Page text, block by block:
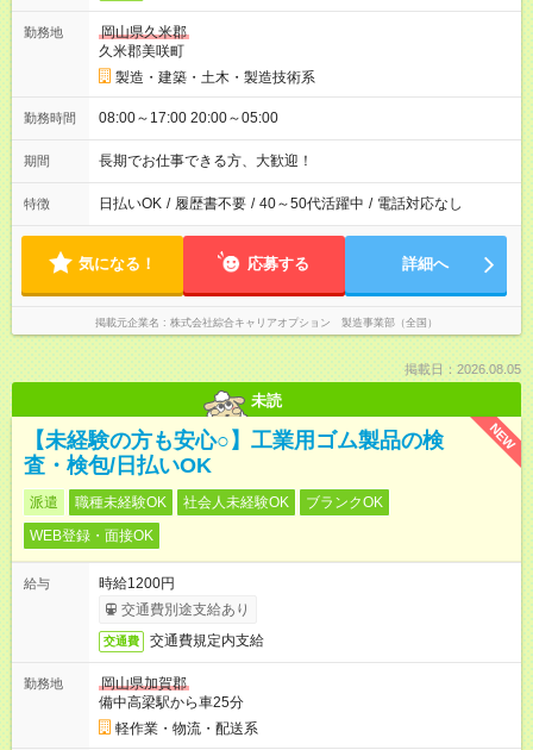
勤務地
岡山県久米郡
久米郡美咲町
製造・建築・土木・製造技術系
勤務時間 08:00～17:00 20:00～05:00
期間 長期でお仕事できる方、大歓迎！
特徴 日払いOK / 履歴書不要 / 40～50代活躍中 / 電話対応なし
気になる！ 応募する 詳細へ
掲載元企業名 株式会社綜合キャリアオプション 製造事業部（全国）
掲載日：2026.08.05
未読
NEW
【未経験の方も安心○】工業用ゴム製品の検
査・検包/日払いOK
派遣 職種未経験OK 社会人未経験OK
ブランクOK
WEB登録・面接OK
給与
時給1200円
交通費別途支給あり
交通費 交通費規定内支給
勤務地
岡山県加賀郡
備中高梁駅から車25分
軽作業・物流・配送系